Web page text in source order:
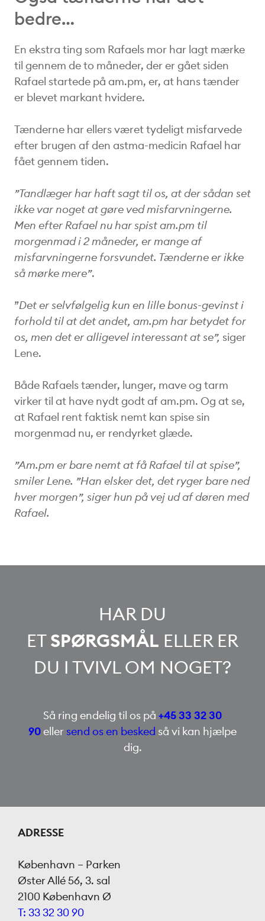
bedre…
En ekstra ting som Rafaels mor har lagt mærke
til gennem de to måneder, der er gået siden
Rafael startede på am.pm, er, at hans tænder
er blevet markant hvidere.
Tænderne har ellers været tydeligt misfarvede
efter brugen af den astma-medicin Rafael har
fået gennem tiden.
”Tandlæger har haft sagt til os, at der sådan set
ikke var noget at gøre ved misfarvningerne.
Men efter Rafael nu har spist am.pm til
morgenmad i 2 måneder, er mange af
misfarvningerne forsvundet. Tænderne er ikke
så mørke mere”.
”Det er selvfølgelig kun en lille bonus-gevinst i
forhold til at det andet, am.pm har betydet for
os, men det er alligevel interessant at se”, siger
Lene.
Både Rafaels tænder, lunger, mave og tarm
virker til at have nydt godt af am.pm. Og at se,
at Rafael rent faktisk nemt kan spise sin
morgenmad nu, er rendyrket glæde.
”Am.pm er bare nemt at få Rafael til at spise”,
smiler Lene. ”Han elsker det, det ryger bare ned
hver morgen”, siger hun på vej ud af døren med
Rafael.
HAR DU
ETSPØRGSMÅL ELLER ER
DU I TVIVL OM NOGET?
Så ring endelig til os på +45 33 32 30
90eller send os en besked så vi kan hjælpe
dig.
ADRESSE
København – Parken
Øster Allé 56, 3. sal
2100 København Ø
T: 33 32 30 90